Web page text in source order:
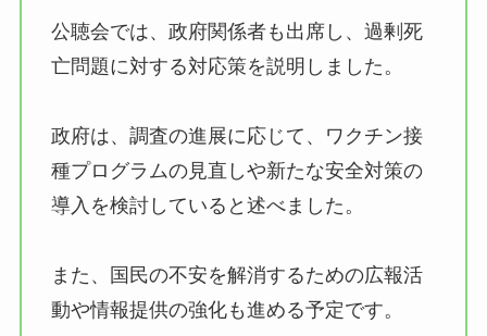
公聴会では、政府関係者も出席し、過剰死
亡問題に対する対応策を説明しました。
政府は、調査の進展に応じて、ワクチン接
種プログラムの見直しや新たな安全対策の
導入を検討していると述べました。
また、国民の不安を解消するための広報活
動や情報提供の強化も進める予定です。